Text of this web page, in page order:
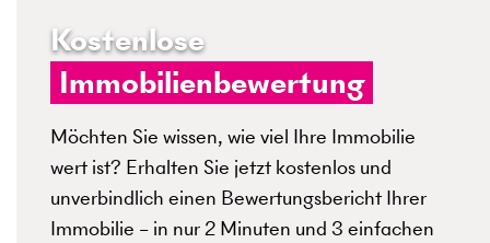
Kostenlose
Immobilienbewertung
Möchten Sie wissen, wie viel Ihre Immobilie
wert ist? Erhalten Sie jetzt kostenlos und
unverbindlich einen Bewertungsbericht Ihrer
Immobilie – in nur 2 Minuten und 3 einfachen